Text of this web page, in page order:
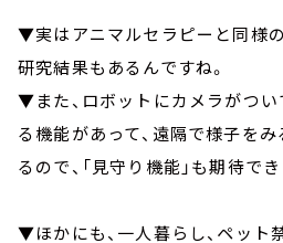
▼実はアニマルセラピーと同様
研究結果もあるんですね。
▼また、ロボットにカメラがつい
る機能があって、遠隔で様子を
るので、「見守り機能」も期待でき
▼ほかにも、一人暮らし、ペット